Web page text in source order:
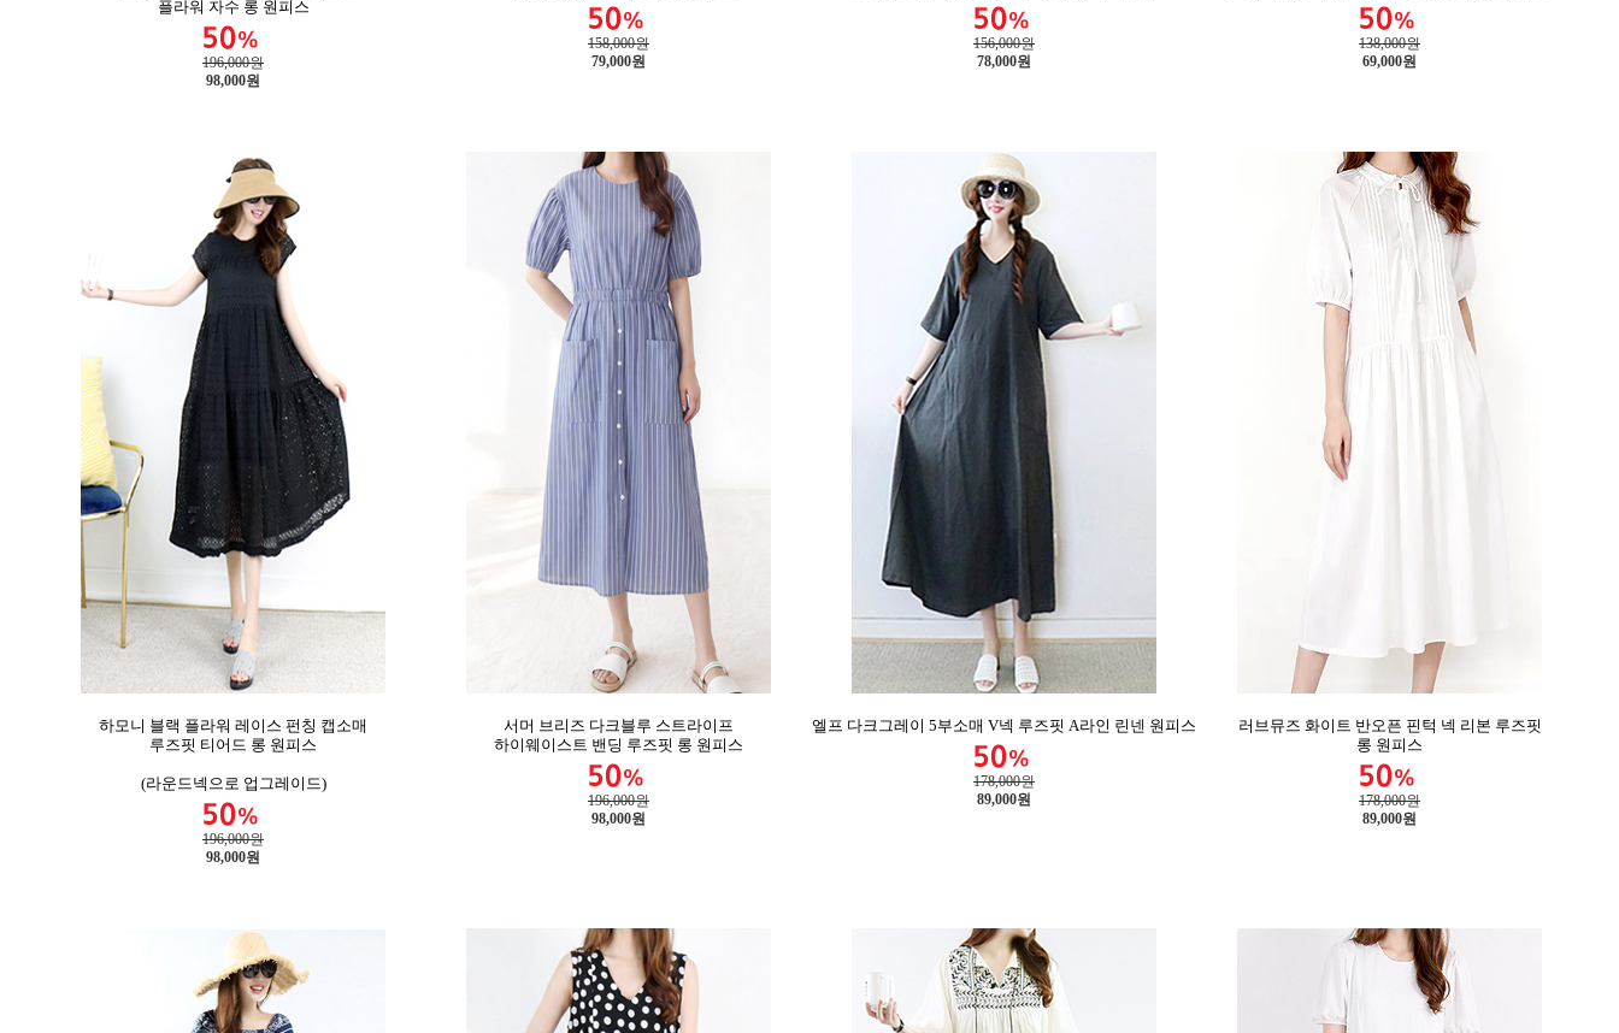
플라워 자수 롱 원피스
196,000원
98,000원
158,000원
79,000원
156,000원
78,000원
138,000원
69,000원
하모니 블랙 플라워 레이스 펀칭 캡소매
루즈핏 티어드 롱 원피스
(라운드넥으로 업그레이드)
196,000원
98,000원
서머 브리즈 다크블루 스트라이프
하이웨이스트 밴딩 루즈핏 롱 원피스
196,000원
98,000원
엘프 다크그레이 5부소매 V넥 루즈핏 A라인 린넨 원피스
178,000원
89,000원
러브뮤즈 화이트 반오픈 핀턱 넥 리본 루즈핏
롱 원피스
178,000원
89,000원